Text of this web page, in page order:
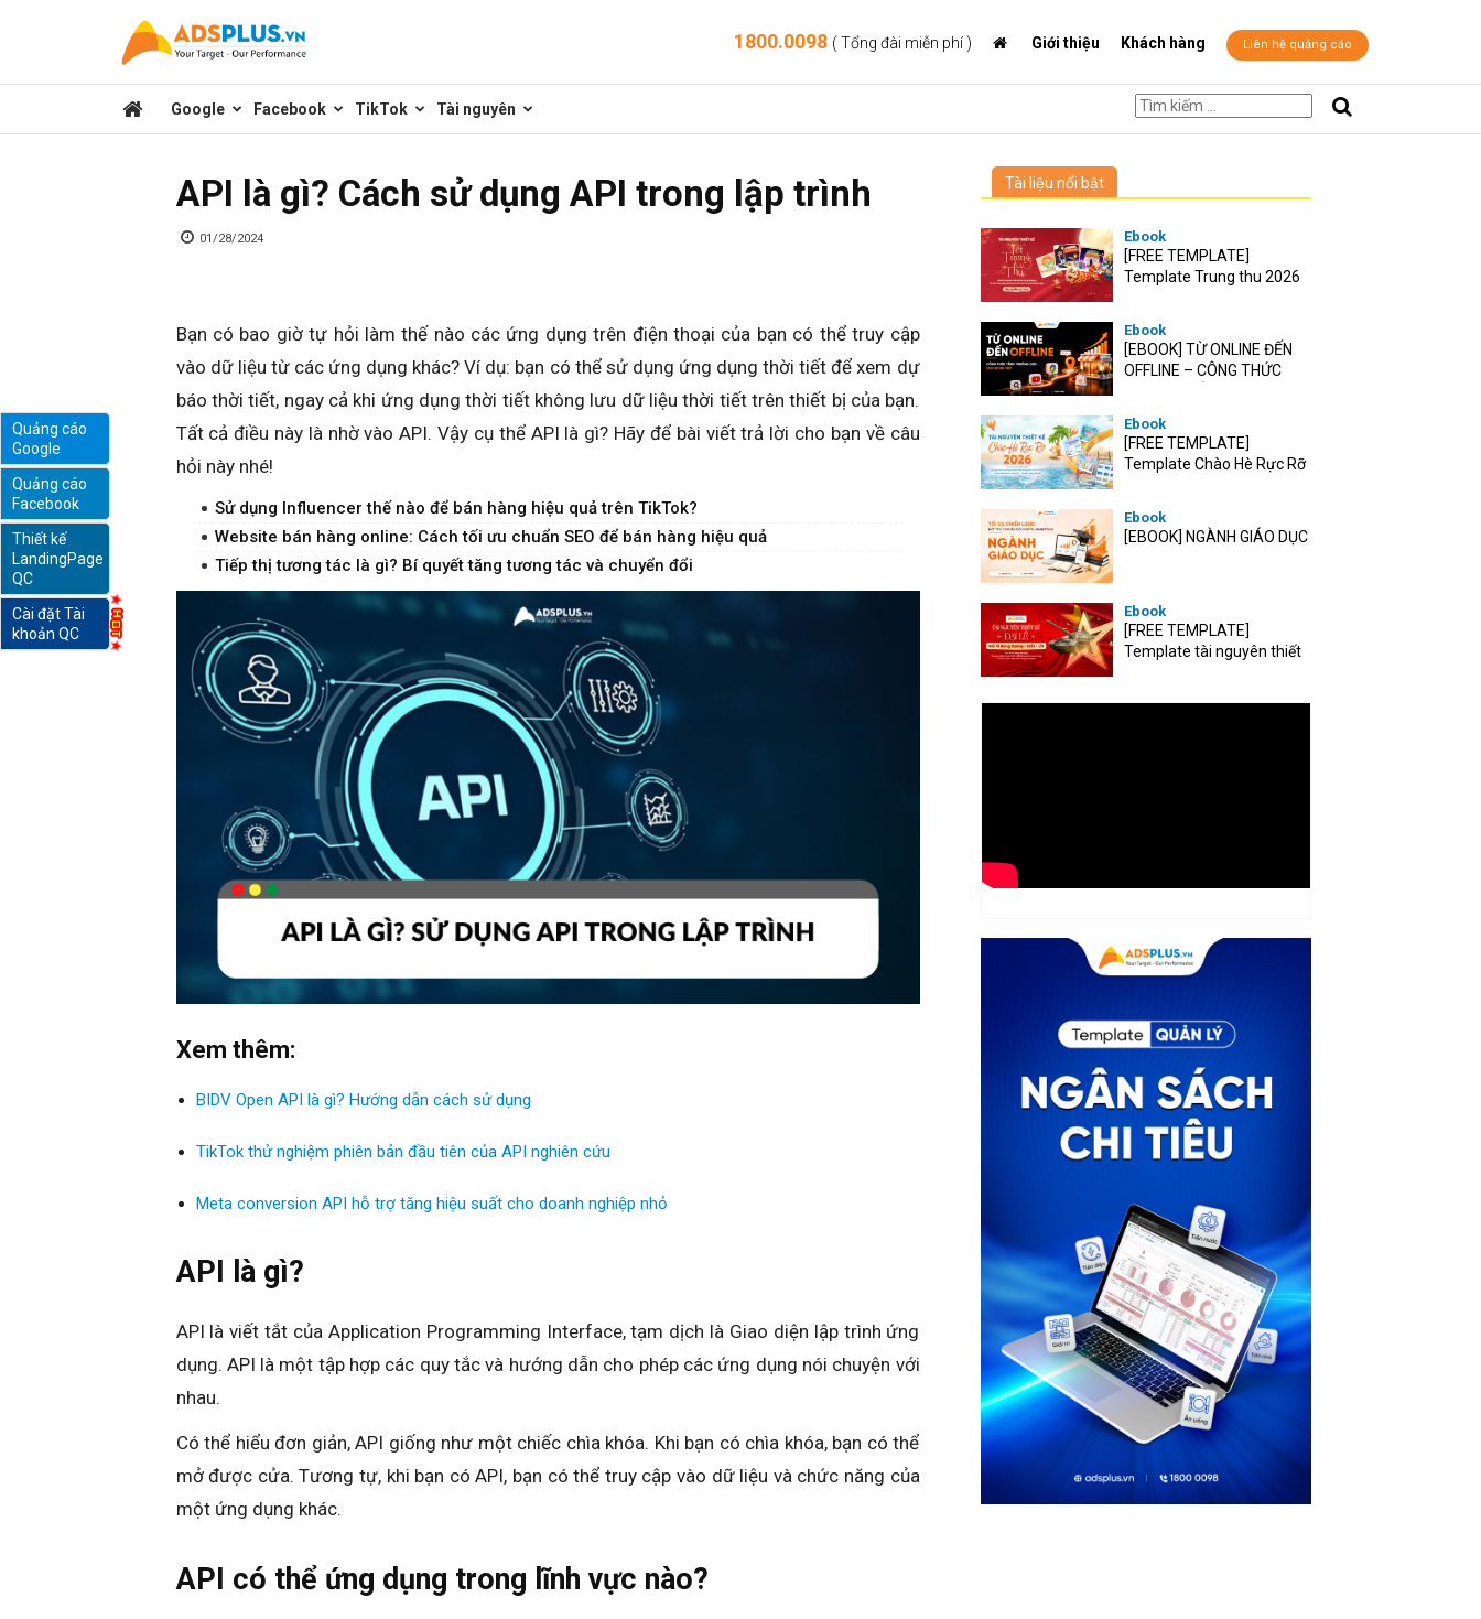
sẻ
thức
online
1800.0098 ( Tổng đài miễn phí ) Giới thiệu Khách hàng Liên hệ quảng cáo
Google Facebook TikTok Tài nguyên
API là gì? Cách sử dụng API trong lập trình
01/28/2024
Bạn có bao giờ tự hỏi làm thế nào các ứng dụng trên điện thoại của bạn có thể truy cập
vào dữ liệu từ các ứng dụng khác? Ví dụ: bạn có thể sử dụng ứng dụng thời tiết để xem dự
báo thời tiết, ngay cả khi ứng dụng thời tiết không lưu dữ liệu thời tiết trên thiết bị của bạn.
Tất cả điều này là nhờ vào API. Vậy cụ thể API là gì? Hãy để bài viết trả lời cho bạn về câu
hỏi này nhé!
Sử dụng Influencer thế nào để bán hàng hiệu quả trên TikTok?
Website bán hàng online: Cách tối ưu chuẩn SEO để bán hàng hiệu quả
Tiếp thị tương tác là gì? Bí quyết tăng tương tác và chuyển đổi
Xem thêm:
BIDV Open API là gì? Hướng dẫn cách sử dụng
TikTok thử nghiệm phiên bản đầu tiên của API nghiên cứu
Meta conversion API hỗ trợ tăng hiệu suất cho doanh nghiệp nhỏ
API là gì?
API là viết tắt của Application Programming Interface, tạm dịch là Giao diện lập trình ứng
dụng. API là một tập hợp các quy tắc và hướng dẫn cho phép các ứng dụng nói chuyện với
nhau.
Có thể hiểu đơn giản, API giống như một chiếc chìa khóa. Khi bạn có chìa khóa, bạn có thể
mở được cửa. Tương tự, khi bạn có API, bạn có thể truy cập vào dữ liệu và chức năng của
một ứng dụng khác.
API có thể ứng dụng trong lĩnh vực nào?
Quảng cáo
Google
Quảng cáo
Facebook
Thiết kế
LandingPage
QC
Cài đặt Tài
khoản QC
Tài liệu nổi bật
Ebook
[FREE TEMPLATE]
Template Trung thu 2026
Ebook
[EBOOK] TỪ ONLINE ĐẾN
OFFLINE – CÔNG THỨC
Ebook
[FREE TEMPLATE]
Template Chào Hè Rực Rỡ
Ebook
[EBOOK] NGÀNH GIÁO DỤC
Ebook
[FREE TEMPLATE]
Template tài nguyên thiết